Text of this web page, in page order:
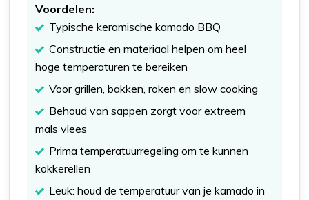
Voordelen:
Typische keramische kamado BBQ
Constructie en materiaal helpen om heel
hoge temperaturen te bereiken
Voor grillen, bakken, roken en slow cooking
Behoud van sappen zorgt voor extreem
mals vlees
Prima temperatuurregeling om te kunnen
kokkerellen
Leuk: houd de temperatuur van je kamado in